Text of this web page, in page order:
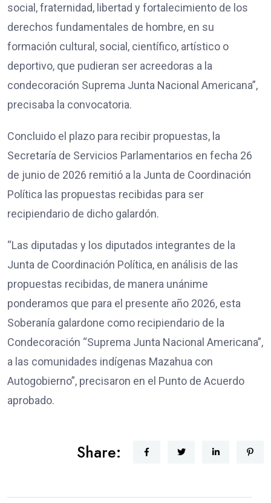
social, fraternidad, libertad y fortalecimiento de los
derechos fundamentales de hombre, en su
formación cultural, social, científico, artístico o
deportivo, que pudieran ser acreedoras a la
condecoración Suprema Junta Nacional Americana”,
precisaba la convocatoria.
Concluido el plazo para recibir propuestas, la
Secretaría de Servicios Parlamentarios en fecha 26
de junio de 2026 remitió a la Junta de Coordinación
Política las propuestas recibidas para ser
recipiendario de dicho galardón.
“Las diputadas y los diputados integrantes de la
Junta de Coordinación Política, en análisis de las
propuestas recibidas, de manera unánime
ponderamos que para el presente año 2026, esta
Soberanía galardone como recipiendario de la
Condecoración “Suprema Junta Nacional Americana”,
a las comunidades indígenas Mazahua con
Autogobierno”, precisaron en el Punto de Acuerdo
aprobado.
Share: